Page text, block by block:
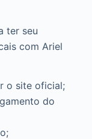
ter seu
com Ariel
o site oficial;
do